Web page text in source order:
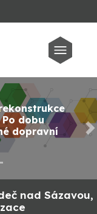
Po dobu
dopravní
nad Sázavou,